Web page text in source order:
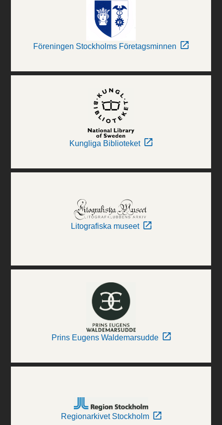
Föreningen Stockholms Företagsminnen
Kungliga Biblioteket
Litografiska museet
Prins Eugens Waldemarsudde
Regionarkivet Stockholm